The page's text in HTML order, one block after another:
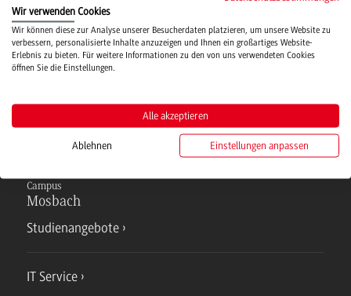
von Schlüsselqualifikationen. Absolventinnen
und Absolventen zeichnen sich neben Fach- und
Methodenkompetenz durch Zuverlässigkeit und
Campus
Mosbach
Studienangebote
IT Service
Wir verwenden Cookies
Wir können diese zur Analyse unserer Besucherdaten platzieren, um unsere Website zu
verbessern, personalisierte Inhalte anzuzeigen und Ihnen ein großartiges Website-
Erlebnis zu bieten. Für weitere Informationen zu den von uns verwendeten Cookies
öffnen Sie die Einstellungen.
Alle akzeptieren
Ablehnen Einstellungen anpassen